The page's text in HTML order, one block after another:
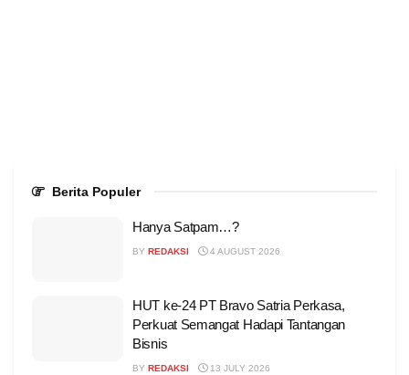
Berita Populer
Hanya Satpam…?
BY REDAKSI 4 AUGUST 2026
HUT ke-24 PT Bravo Satria Perkasa,
Perkuat Semangat Hadapi Tantangan
Bisnis
BY REDAKSI 13 JULY 2026